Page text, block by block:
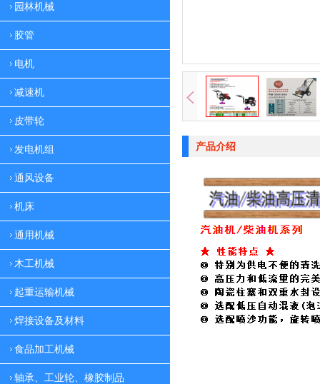
园林机械
胶管
电机
减速机
皮带轮
发电机组
通风设备
机床
通用机械
木工机械
起重运输机械
焊接设备及材料
食品加工机械
轴承、工业轮、橡胶制品
产品介绍